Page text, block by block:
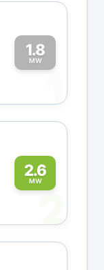
1.8
MW
1
2.6
MW
2